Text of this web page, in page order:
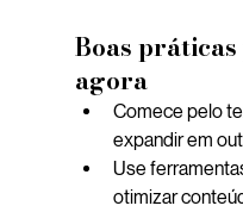
Boas
agora
Comece pelo
expandir em
Use
otimizar